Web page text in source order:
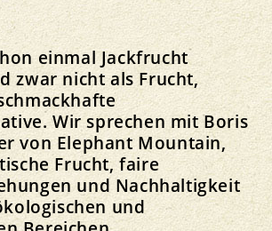
einmal Jackfrucht
zwar nicht als Frucht,
Wir sprechen mit Boris
von Elephant Mountain,
Frucht, faire
und Nachhaltigkeit
und